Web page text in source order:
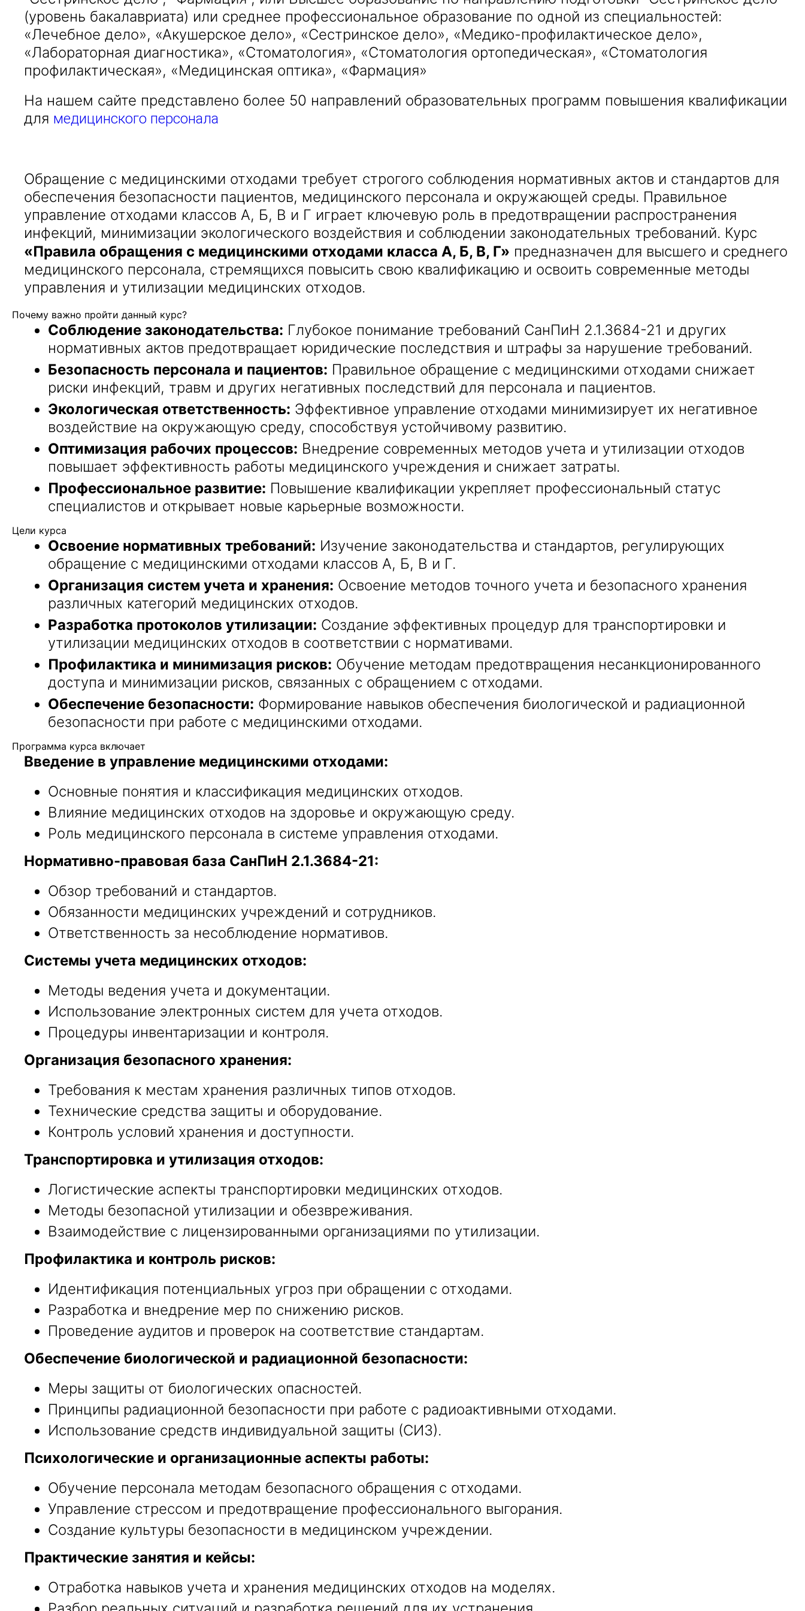
(уровень бакалавриата) или среднее профессиональное образование по одной из специальностей:
«Лечебное дело», «Акушерское дело», «Сестринское дело», «Медико-профилактическое дело»,
«Лабораторная диагностика», «Стоматология», «Стоматология ортопедическая», «Стоматология
профилактическая», «Медицинская оптика», «Фармация»
На нашем сайте представлено более 50 направлений образовательных программ повышения квалификации
для медицинского персонала
Обращение с медицинскими отходами требует строгого соблюдения нормативных актов и стандартов для
обеспечения безопасности пациентов, медицинского персонала и окружающей среды. Правильное
управление отходами классов А, Б, В и Г играет ключевую роль в предотвращении распространения
инфекций, минимизации экологического воздействия и соблюдении законодательных требований. Курс
«Правила обращения с медицинскими отходами класса А, Б, В, Г» предназначен для высшего и среднего
медицинского персонала, стремящихся повысить свою квалификацию и освоить современные методы
управления и утилизации медицинских отходов.
Почему важно пройти данный курс?
Соблюдение законодательства: Глубокое понимание требований СанПиН 2.1.3684-21 и других
нормативных актов предотвращает юридические последствия и штрафы за нарушение требований.
Безопасность персонала и пациентов: Правильное обращение с медицинскими отходами снижает
риски инфекций, травм и других негативных последствий для персонала и пациентов.
Экологическая ответственность: Эффективное управление отходами минимизирует их негативное
воздействие на окружающую среду, способствуя устойчивому развитию.
Оптимизация рабочих процессов: Внедрение современных методов учета и утилизации отходов
повышает эффективность работы медицинского учреждения и снижает затраты.
Профессиональное развитие: Повышение квалификации укрепляет профессиональный статус
специалистов и открывает новые карьерные возможности.
Цели курса
Освоение нормативных требований: Изучение законодательства и стандартов, регулирующих
обращение с медицинскими отходами классов А, Б, В и Г.
Организация систем учета и хранения: Освоение методов точного учета и безопасного хранения
различных категорий медицинских отходов.
Разработка протоколов утилизации: Создание эффективных процедур для транспортировки и
утилизации медицинских отходов в соответствии с нормативами.
Профилактика и минимизация рисков: Обучение методам предотвращения несанкционированного
доступа и минимизации рисков, связанных с обращением с отходами.
Обеспечение безопасности: Формирование навыков обеспечения биологической и радиационной
безопасности при работе с медицинскими отходами.
Программа курса включает
Введение в управление медицинскими отходами:
Основные понятия и классификация медицинских отходов.
Влияние медицинских отходов на здоровье и окружающую среду.
Роль медицинского персонала в системе управления отходами.
Нормативно-правовая база СанПиН 2.1.3684-21:
Обзор требований и стандартов.
Обязанности медицинских учреждений и сотрудников.
Ответственность за несоблюдение нормативов.
Системы учета медицинских отходов:
Методы ведения учета и документации.
Использование электронных систем для учета отходов.
Процедуры инвентаризации и контроля.
Организация безопасного хранения:
Требования к местам хранения различных типов отходов.
Технические средства защиты и оборудование.
Контроль условий хранения и доступности.
Транспортировка и утилизация отходов:
Логистические аспекты транспортировки медицинских отходов.
Методы безопасной утилизации и обезвреживания.
Взаимодействие с лицензированными организациями по утилизации.
Профилактика и контроль рисков:
Идентификация потенциальных угроз при обращении с отходами.
Разработка и внедрение мер по снижению рисков.
Проведение аудитов и проверок на соответствие стандартам.
Обеспечение биологической и радиационной безопасности:
Меры защиты от биологических опасностей.
Принципы радиационной безопасности при работе с радиоактивными отходами.
Использование средств индивидуальной защиты (СИЗ).
Психологические и организационные аспекты работы:
Обучение персонала методам безопасного обращения с отходами.
Управление стрессом и предотвращение профессионального выгорания.
Создание культуры безопасности в медицинском учреждении.
Практические занятия и кейсы:
Отработка навыков учета и хранения медицинских отходов на моделях.